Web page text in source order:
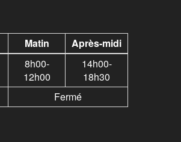
Matin
Après-midi
8h00-
12h00
14h00-
18h30
Fermé